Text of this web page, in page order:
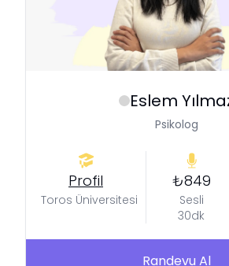
Eslem
Psikolog
Profil
Toros Üniversitesi
₺849
Sesli
30dk
Randevu Al